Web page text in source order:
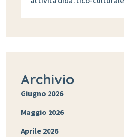
Archivio
Giugno 2026
Maggio 2026
Aprile 2026